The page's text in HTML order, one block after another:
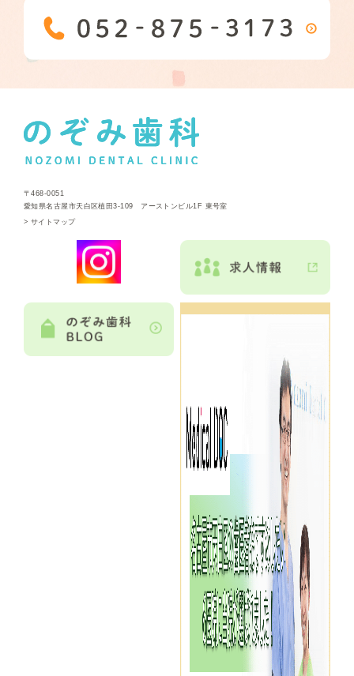
〒468-0051
愛知県名古屋市天白区植田3-109 アーストンビル1F 東号室
> サイトマップ